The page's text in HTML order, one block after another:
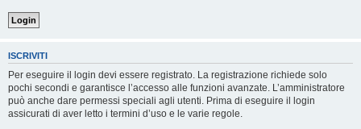
ISCRIVITI
Per eseguire il login devi essere registrato. La registrazione richiede solo
pochi secondi e garantisce l’accesso alle funzioni avanzate. L’amministratore
può anche dare permessi speciali agli utenti. Prima di eseguire il login
assicurati di aver letto i termini d’uso e le varie regole.